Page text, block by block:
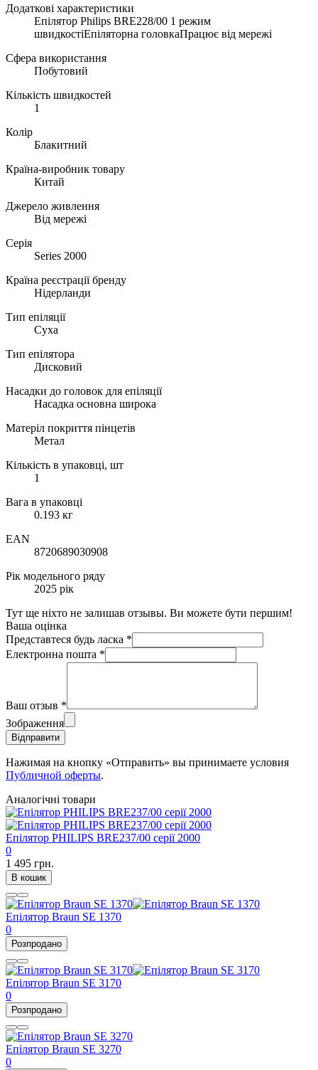
Додаткові характеристики
Епілятор Philips BRE228/00 1 режим
швидкостіЕпіляторна головкаПрацює від мережі
Сфера використання
Побутовий
Кількість швидкостей
1
Колір
Блакитний
Країна-виробник товару
Китай
Джерело живлення
Від мережі
Серія
Series 2000
Країна реєстрації бренду
Нідерланди
Тип епіляції
Суха
Тип епілятора
Дисковий
Насадки до головок для епіляції
Насадка основна широка
Матеріл покриття пінцетів
Метал
Кількість в упаковці, шт
1
Вага в упаковці
0.193 кг
EAN
8720689030908
Рік модельного ряду
2025 рік
Тут ще ніхто не залишав отзывы. Ви можете бути першим!
Ваша оцінка
Представтеся будь ласка *
Електронна пошта *
Ваш отзыв *
Зображення
Відправити
Нажимая на кнопку «Отправить» вы принимаете условия
Публичной оферты.
Аналогічні товари
Епілятор PHILIPS BRE237/00 серії 2000
0
1 495 грн.
В кошик
Епілятор Braun SE 1370
0
Розпродано
Епілятор Braun SE 3170
0
Розпродано
Епілятор Braun SE 3270
0